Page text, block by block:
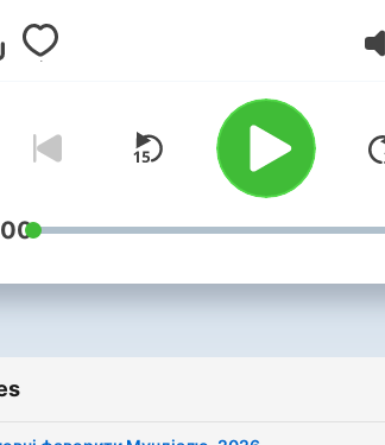
Мексиці та
19.07.
Північної
організації
Як велика
невід’ємною
футболу?
та Костянтин
захопливі
років